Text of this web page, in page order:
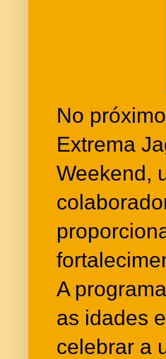
No
Extrema
Weekend,
A
as idades
celebrar a